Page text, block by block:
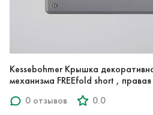
Kessebohmer Крышка
механизма FREEfold short ,
0 отзывов
0.0